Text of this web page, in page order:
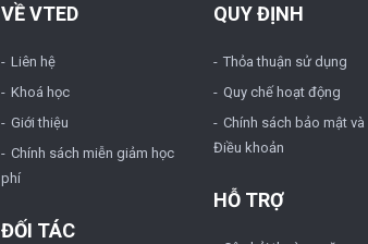
VỀ VTED
Liên hệ
Khoá học
Giới thiệu
Chính sách miễn giảm học
phí
ĐỐI TÁC
QUY ĐỊNH
Thỏa thuận sử dụng
Quy chế hoạt động
Chính sách bảo mật và
Điều khoản
HỖ TRỢ